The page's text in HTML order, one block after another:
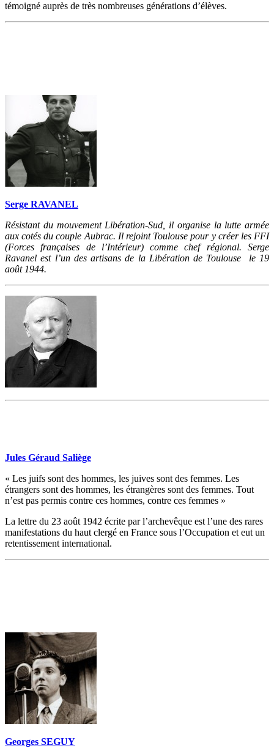
témoigné auprès de très nombreuses générations d’élèves.
Serge RAVANEL
Résistant du mouvement Libération-Sud, il organise la lutte armée
aux cotés du couple Aubrac. Il rejoint Toulouse pour y créer les FFI
(Forces françaises de l’Intérieur) comme chef régional. Serge
Ravanel est l’un des artisans de la Libération de Toulouse le 19
août 1944.
Jules Géraud Saliège
« Les juifs sont des hommes, les juives sont des femmes. Les
étrangers sont des hommes, les étrangères sont des femmes. Tout
n’est pas permis contre ces hommes, contre ces femmes »
La lettre du 23 août 1942 écrite par l’archevêque est l’une des rares
manifestations du haut clergé en France sous l’Occupation et eut un
retentissement international.
Georges SEGUY